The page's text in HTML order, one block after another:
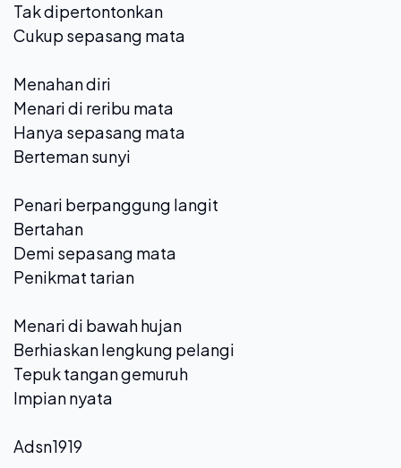
Tak dipertontonkan
Cukup sepasang mata
Menahan diri
Menari di reribu mata
Hanya sepasang mata
Berteman sunyi
Penari berpanggung langit
Bertahan
Demi sepasang mata
Penikmat tarian
Menari di bawah hujan
Berhiaskan lengkung pelangi
Tepuk tangan gemuruh
Impian nyata
Adsn1919